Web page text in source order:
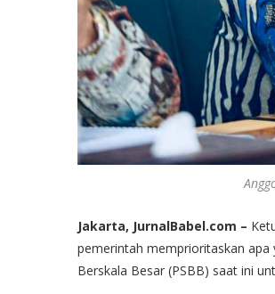
Jakarta, JurnalBabel.com –
pemerintah memprioritaskan apa
Berskala Besar (PSBB) saat ini